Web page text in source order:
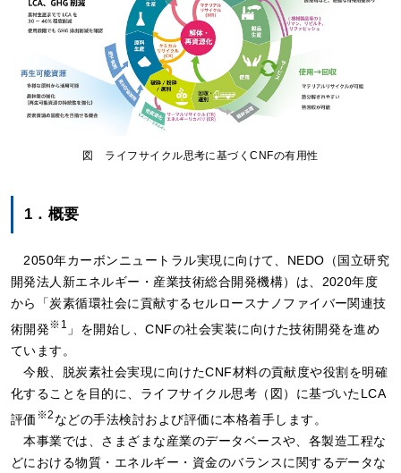
図 ライフサイクル思考に基づくCNFの有用性
1．概要
2050年カーボンニュートラル実現に向けて、NEDO（国立研究
開発法人新エネルギー・産業技術総合開発機構）は、2020年度
から「炭素循環社会に貢献するセルロースナノファイバー関連技
術開発※1
」を開始し、CNFの社会実装に向けた技術開発を進め
ています。
今般、脱炭素社会実現に向けたCNF材料の貢献度や役割を明確
化することを目的に、ライフサイクル思考（図）に基づいたLCA
評価 ※2 などの手法検討および評価に本格着手します。
本事業では、さまざまな産業のデータベースや、各製造工程な
どにおける物質・エネルギー・資金のバランスに関するデータな